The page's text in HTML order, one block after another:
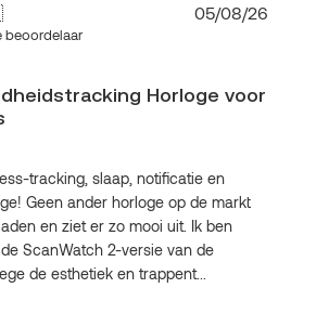
beoordelaar
Horloge voor
tracking, slaap, notificatie en
Geen ander horloge op de markt
en ziet er zo mooi uit. Ik ben
ScanWatch 2-versie van de
de esthetiek en trappent...
05/08/26